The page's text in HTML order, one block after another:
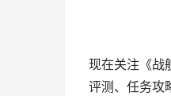
现在关注《战
评测、任务攻